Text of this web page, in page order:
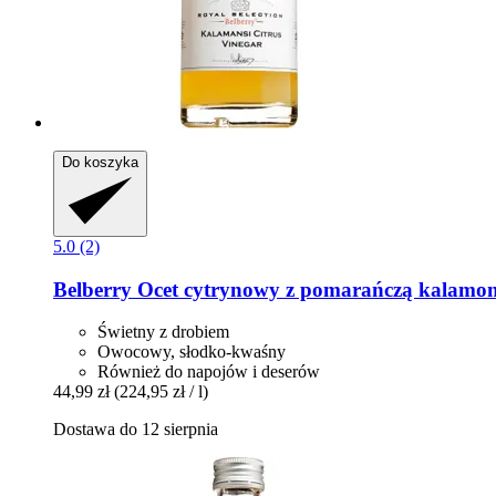
Do koszyka
5.0 (2)
Belberry Ocet cytrynowy z pomarańczą
Świetny z drobiem
Owocowy, słodko-kwaśny
Również do napojów i deserów
44,99 zł (224,95 zł / l)
Dostawa do 12 sierpnia